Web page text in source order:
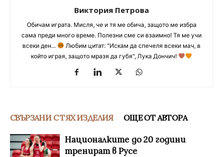
Виктория Петрова
Обичам играта. Мисля, че и тя ме обича, защото ме избра
сама преди много време. Полезни сме си взаимно! Тя ме учи
всеки ден...
Любим цитат: "Искам да спечеля всеки мач, в
който играя, защото мразя да губя", Лука Дончич!
СВЪРЗАНИ С ТЯХ ИЗДЕЛИЯ ОЩЕ ОТ АВТОРА
Националките до 20 години
тренират в Русе